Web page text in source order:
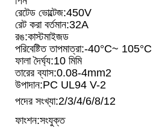
রেটেড ভোল্টেজ:450V
রেট করা বর্তমান:32A
রঙ:কাস্টমাইজড
পরিবেষ্টিত তাপমাত্রা:-40°C~ 105°C
ফালা দৈর্ঘ্য:10 মিমি
তারের ব্যাস:0.08-4mm2
উপাদান:PC UL94 V-2
পদের সংখ্যা:2/3/4/6/8/12
ফাংশন:সংযুক্ত